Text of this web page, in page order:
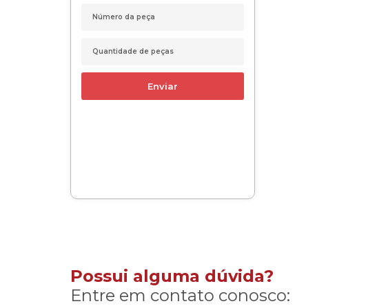
Enviar
Possui alguma dúvida?
Entre em contato conosco: